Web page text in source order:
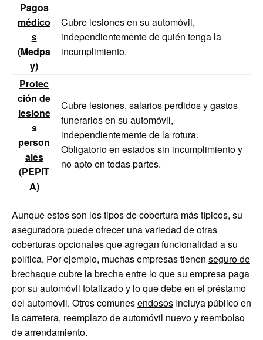
Pagos
médico
s
(Medpa
y)
Cubre lesiones en su automóvil,
independientemente de quién tenga la
incumplimiento.
Protec
ción de
lesione
s
person
ales
(PEPIT
A)
Cubre lesiones, salarios perdidos y gastos
funerarios en su automóvil,
independientemente de la rotura.
Obligatorio en estados sin incumplimientoy
no apto en todas partes.
Aunque estos son los tipos de cobertura más típicos, su
aseguradora puede ofrecer una variedad de otras
coberturas opcionales que agregan funcionalidad a su
política. Por ejemplo, muchas empresas tienen seguro de
brechaque cubre la brecha entre lo que su empresa paga
por su automóvil totalizado y lo que debe en el préstamo
del automóvil. Otros comunesendosos Incluya público en
la carretera, reemplazo de automóvil nuevo y reembolso
de arrendamiento.